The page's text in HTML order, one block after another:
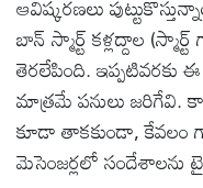
బాన్ స్మార్ట్ కళ్లద్దాల
తెరలేపింది.
మాత్రమే పనులు
కూడా తాకకుండా, కేవలం
మెసెంజర్లలో సందేశాలను